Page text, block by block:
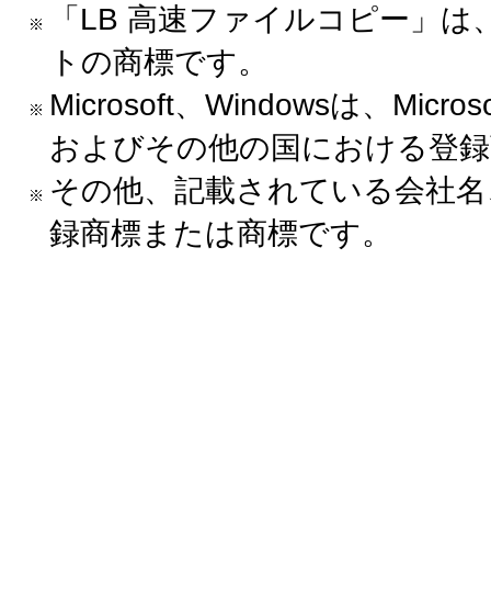
「LB 高速ファイルコピー」
トの商標です。
Microsoft、Windowsは、
およびその他の国における登
その他、記載されている会社
録商標または商標です。